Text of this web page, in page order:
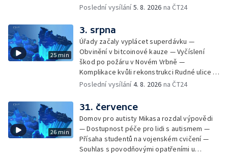
kandidátních listin — Končí lhůta pro podání
rozsudek v lihové kauze — Výročí
zavraždění Václava III. v Olomouci — Těžba
unikátní rašeliny pro lázně v Karlově
Studánce — Výběr ze sociálních sítí ČT —
Nový program pro léčbu obezity —
Olomoucké (nejen) shakespearovské léto
Poslední vysílání5. 8. 2026 na ČT24
25 min
3. srpna
Úřady začaly vyplácet superdávku —
Obvinění v bitcoinové kauze — Vyčíslení
škod po požáru v Novém Vrbně —
Komplikace kvůli rekonstrukci Rudné ulice —
Nárůst zájmu o klimatizace — Výluka vlaků
Protipovodňová opatření v Troubkách —
Zájem o bydlení na vysokoškolskýc kolejích
— Vrcholí sklizeň levandulí
Poslední vysílání4. 8. 2026 na ČT24
26 min
31. července
Domov pro autisty Mikasa rozdal výpovědi
— Dostupnost péče pro lidi s autismem —
Přísaha studentů na vojenském cvičení —
Souhlas s povodňovými opatřeními u